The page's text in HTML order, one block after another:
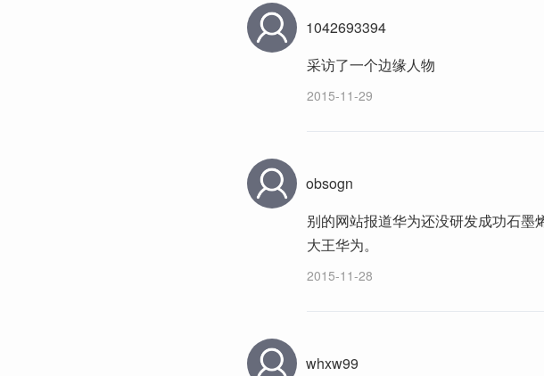
1042693394
采访了一个边缘人物
2015-11-29
obsogn
别的网站报道华为还没研发成功石
大王华为。
2015-11-28
whxw99